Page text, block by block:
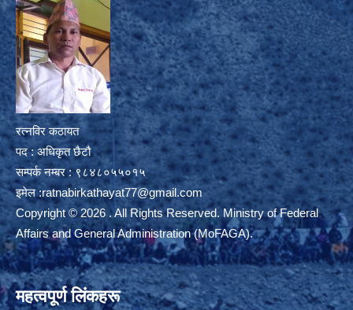
रत्नविर कठायत
पद : अधिकृत छैटौ
सम्पर्क नम्बर : ९८४८०५५०१५
इमेल :ratnabirkathayat77@gmail.com
Copyright © 2026 . All Rights Reserved. Ministry of Federal
Affairs and General Administration (MoFAGA).
महत्वपूर्ण लिंकहरू